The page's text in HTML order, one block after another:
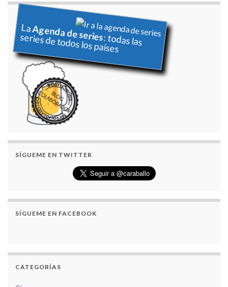
LaAgenda de series: todas las
series de todos los países
SÍGUEME EN TWITTER
SÍGUEME EN FACEBOOK
CATEGORÍAS